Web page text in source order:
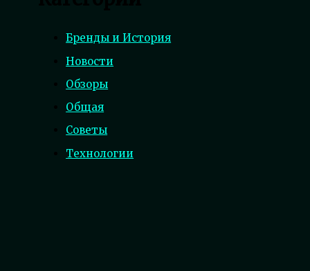
Бренды и История
Новости
Обзоры
Общая
Советы
Технологии